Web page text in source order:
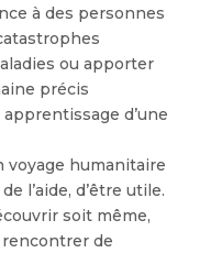
à des personnes
ou apporter
précis
d’une
voyage humanitaire
l’aide, d’être utile.
soit même,
de